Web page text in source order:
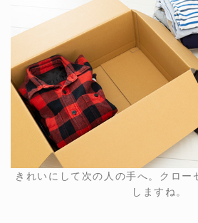
きれいにして次の人の手へ。クロー
しますね。